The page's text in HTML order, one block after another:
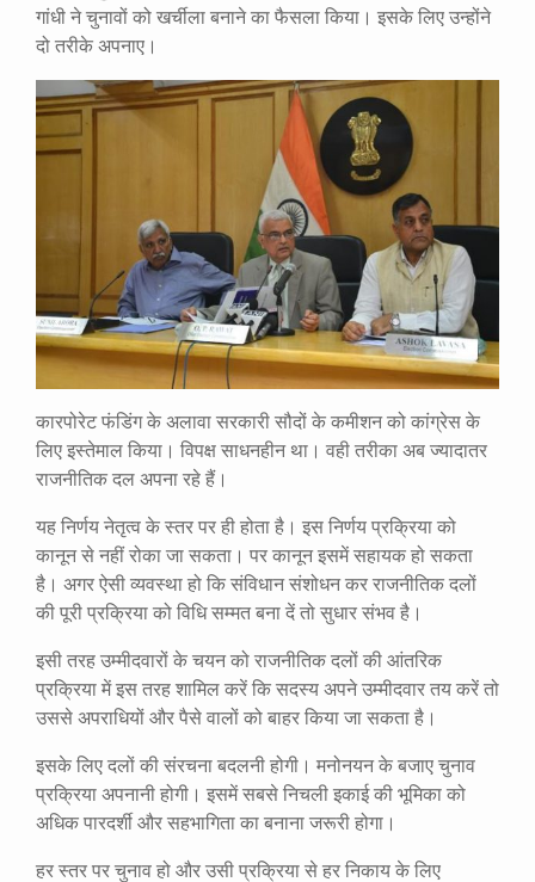
गांधी ने चुनावों को खर्चीला बनाने का फैसला किया। इसके लिए उन्होंने
दो तरीके अपनाए।
कारपोरेट फंडिंग के अलावा सरकारी सौदों के कमीशन को कांग्रेस के
लिए इस्तेमाल किया। विपक्ष साधनहीन था। वही तरीका अब ज्यादातर
राजनीतिक दल अपना रहे हैं।
यह निर्णय नेतृत्व के स्तर पर ही होता है। इस निर्णय प्रक्रिया को
कानून से नहीं रोका जा सकता। पर कानून इसमें सहायक हो सकता
है। अगर ऐसी व्यवस्था हो कि संविधान संशोधन कर राजनीतिक दलों
की पूरी प्रक्रिया को विधि सम्मत बना दें तो सुधार संभव है।
इसी तरह उम्मीदवारों के चयन को राजनीतिक दलों की आंतरिक
प्रक्रिया में इस तरह शामिल करें कि सदस्य अपने उम्मीदवार तय करें तो
उससे अपराधियों और पैसे वालों को बाहर किया जा सकता है।
इसके लिए दलों की संरचना बदलनी होगी। मनोनयन के बजाए चुनाव
प्रक्रिया अपनानी होगी। इसमें सबसे निचली इकाई की भूमिका को
अधिक पारदर्शी और सहभागिता का बनाना जरूरी होगा।
हर स्तर पर चुनाव हो और उसी प्रक्रिया से हर निकाय के लिए